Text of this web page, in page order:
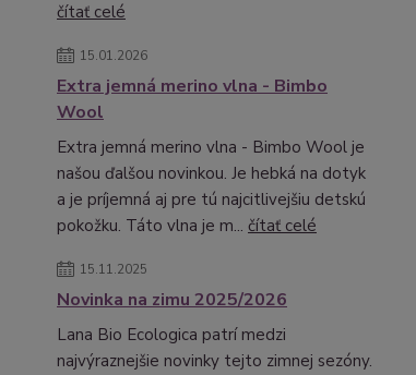
čítať celé
15.01.2026
Extra jemná merino vlna - Bimbo
Wool
Extra jemná merino vlna - Bimbo Wool je
našou ďalšou novinkou. Je hebká na dotyk
a je príjemná aj pre tú najcitlivejšiu detskú
pokožku. Táto vlna je m... čítať celé
15.11.2025
Novinka na zimu 2025/2026
Lana Bio Ecologica patrí medzi
najvýraznejšie novinky tejto zimnej sezóny.